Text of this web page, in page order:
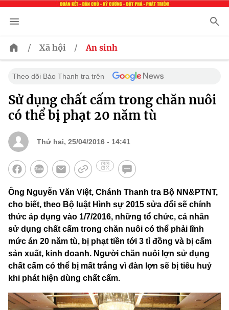
/ Xã hội / An sinh
Theo dõi Báo Thanh tra trên
Sử dụng chất cấm trong chăn nuôi
có thể bị phạt 20 năm tù
Thứ hai, 25/04/2016 - 14:41
Ông Nguyễn Văn Việt, Chánh Thanh tra Bộ NN&PTNT,
cho biết, theo Bộ luật Hình sự 2015 sửa đổi sẽ chính
thức áp dụng vào 1/7/2016, những tổ chức, cá nhân
sử dụng chất cấm trong chăn nuôi có thể phải lĩnh
mức án 20 năm tù, bị phạt tiền tới 3 tỉ đồng và bị cấm
sản xuất, kinh doanh. Người chăn nuôi lợn sử dụng
chất cấm có thể bị mất trắng vì đàn lợn sẽ bị tiêu huỷ
khi phát hiện dùng chất cấm.